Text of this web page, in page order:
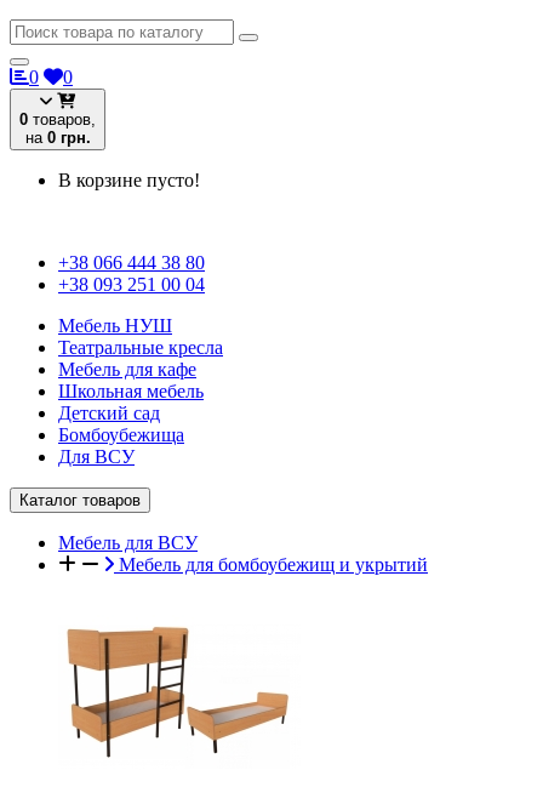
0 0
0 товаров,
на 0 грн.
В корзине пусто!
+38 066 444 38 80
+38 093 251 00 04
Мебель НУШ
Театральные кресла
Мебель для кафе
Школьная мебель
Детский сад
Бомбоубежища
Для ВСУ
Каталог товаров
Мебель для ВСУ
Мебель для бомбоубежищ и укрытий